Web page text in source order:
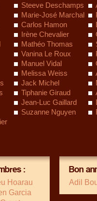
Steeve Deschamps
Marie-José Marchal
Carlos Hamon
Irène Chevalier
Mathéo Thomas
Vanina Le Roux
Manuel Vidal
Melissa Weiss
Jack Michel
Tiphanie Giraud
Jean-Luc Gaillard
Suzanne Nguyen
:
Hoarau
Garcia
Bon
Adil